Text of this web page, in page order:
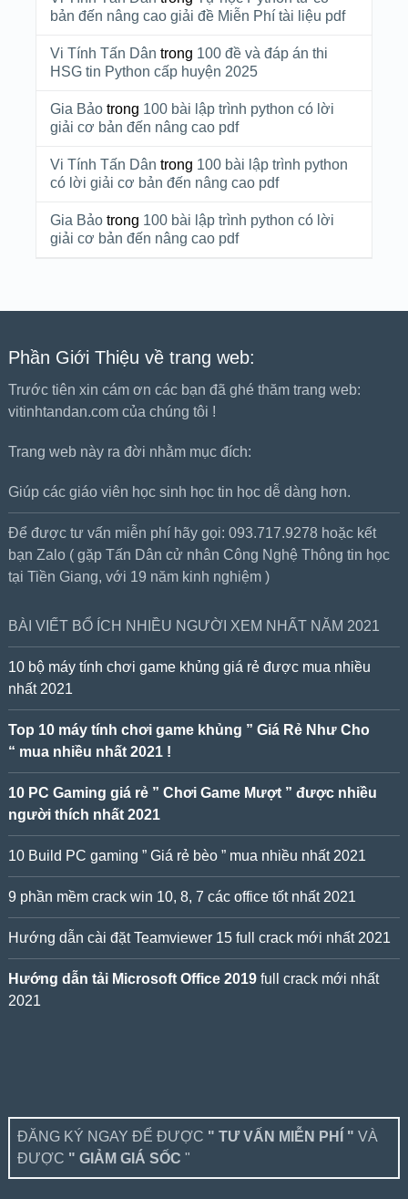
bản đến nâng cao giải đề Miễn Phí tài liệu pdf
Vi Tính Tấn Dân trong 100 đề và đáp án thi
HSG tin Python cấp huyện 2025
Gia Bảotrong 100 bài lập trình python có lời
giải cơ bản đến nâng cao pdf
Vi Tính Tấn Dân trong 100 bài lập trình python
có lời giải cơ bản đến nâng cao pdf
Gia Bảotrong 100 bài lập trình python có lời
giải cơ bản đến nâng cao pdf
Phần Giới Thiệu về trang web:
Trước tiên xin cám ơn các bạn đã ghé thăm trang web:
vitinhtandan.com của chúng tôi !
Trang web này ra đời nhằm mục đích:
Giúp các giáo viên học sinh học tin học dễ dàng hơn.
Để được tư vấn miễn phí hãy gọi: 093.717.9278 hoặc kết
bạn Zalo ( gặp Tấn Dân cử nhân Công Nghệ Thông tin học
tại Tiền Giang, với 19 năm kinh nghiệm )
BÀI VIẾT BỔ ÍCH NHIỀU NGƯỜI XEM NHẤT NĂM 2021
10 bộ máy tính chơi game khủng giá rẻ được mua nhiều
nhất 2021
Top 10 máy tính chơi game khủng ” Giá Rẻ Như Cho
“ mua nhiều nhất 2021 !
10 PC Gaming giá rẻ ” Chơi Game Mượt ” được nhiều
người thích nhất 2021
10 Build PC gaming ” Giá rẻ bèo ” mua nhiều nhất 2021
9 phần mềm crack win 10, 8, 7 các office tốt nhất 2021
Hướng dẫn cài đặt Teamviewer 15 full crack mới nhất 2021
Hướng dẫn tải Microsoft Office 2019full crack mới nhất
2021
ĐĂNG KÝ NGAY ĐỂ ĐƯỢC " TƯ VẤN MIỄN PHÍ " VÀ
ĐƯỢC " GIẢM GIÁ SỐC "